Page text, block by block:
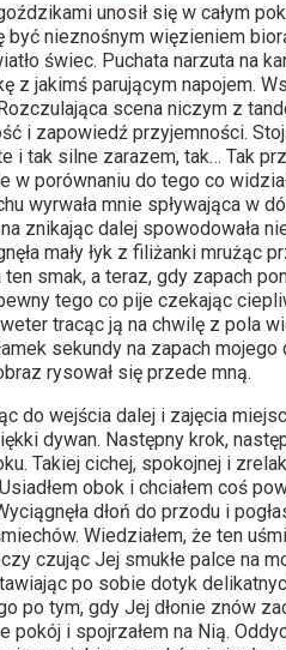
unosił się w całym
być nieznośnym więzieniem
świec. Puchata narzuta na
z jakimś parującym napojem.
scena niczym z
i zapowiedź przyjemności.
i tak silne zarazem, tak… Tak
w porównaniu do tego co
wyrwała mnie spływająca w
znikając dalej spowodowała
mały łyk z filiżanki
ten smak, a teraz, gdy zapach
tego co pije czekając
tracąc ją na chwilę z pola
sekundy na zapach
rysował się przede mną.
do wejścia dalej i zajęcia
dywan. Następny krok,
Takiej cichej, spokojnej i
obok i chciałem coś
dłoń do przodu i
Wiedziałem, że ten
czując Jej smukłe palce na
po sobie dotyk
po tym, gdy Jej dłonie znów
pokój i spojrzałem na Nią.